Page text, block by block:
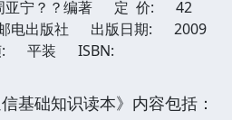
亚宁？？编著 定 价:
42
电出版社 出版日期:
2009
平装
ISBN:
基础知识读本》内容包括：